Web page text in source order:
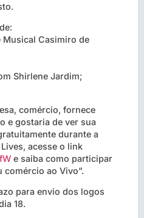
Musical Casimiro de
Shirlene Jardim;
comércio, fornece
e gostaria de ver sua
durante a
acesse o link
e saiba como participar
comércio ao Vivo”.
para envio dos logos
18.